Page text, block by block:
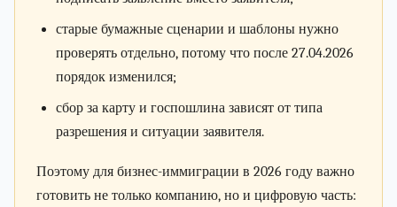
старые бумажные сценарии и шаблоны нужно
проверять отдельно, потому что после 27.04.2026
порядок изменился;
сбор за карту и госпошлина зависят от типа
разрешения и ситуации заявителя.
Поэтому для бизнес-иммиграции в 2026 году важно
готовить не только компанию, но и цифровую часть: